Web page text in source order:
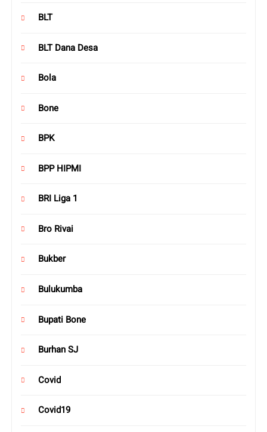
BLT
BLT Dana Desa
Bola
Bone
BPK
BPP HIPMI
BRI Liga 1
Bro Rivai
Bukber
Bulukumba
Bupati Bone
Burhan SJ
Covid
Covid19